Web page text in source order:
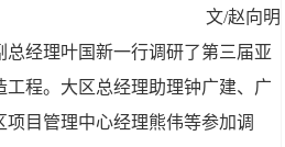
文/赵向明
总经理叶国新一行调研了第三届亚
程。大区总经理助理钟广建、广
目管理中心经理熊伟等参加调